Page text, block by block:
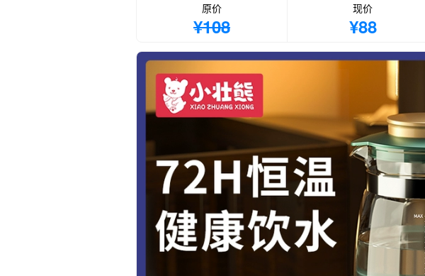
原价
¥108
现价
¥88